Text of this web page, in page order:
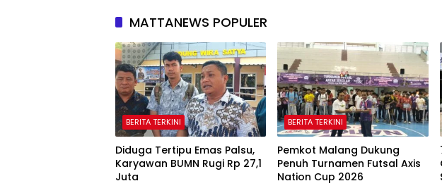
MATTANEWS POPULER
BERITA TERKINI
Diduga Tertipu Emas Palsu,
Karyawan BUMN Rugi Rp 27,1
Juta
BERITA TERKINI
Pemkot Malang Dukung
Penuh Turnamen Futsal Axis
Nation Cup 2026